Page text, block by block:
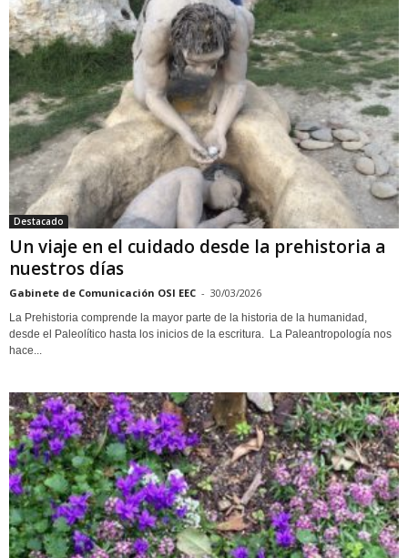
Destacado
Un viaje en el cuidado desde la prehistoria a
nuestros días
Gabinete de Comunicación OSI EEC - 30/03/2026
La Prehistoria comprende la mayor parte de la historia de la humanidad,
desde el Paleolítico hasta los inicios de la escritura. La Paleantropología nos
hace...